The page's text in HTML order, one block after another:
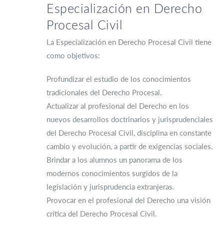
Especialización en Derecho
Procesal Civil
La Especialización en Derecho Procesal Civil tiene
como objetivos:
Profundizar el estudio de los conocimientos
tradicionales del Derecho Procesal.
Actualizar al profesional del Derecho en los
nuevos desarrollos doctrinarios y jurisprudenciales
del Derecho Procesal Civil, disciplina en constante
cambio y evolución, a partir de exigencias sociales.
Brindar a los alumnos un panorama de los
modernos conocimientos surgidos de la
legislación y jurisprudencia extranjeras.
Provocar en el profesional del Derecho una visión
crítica del Derecho Procesal Civil.